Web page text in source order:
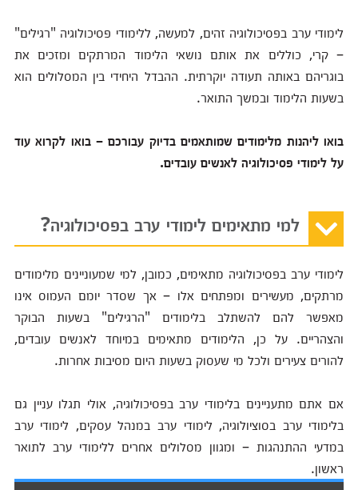
לימודי ערב בפסיכולוגיה זהים, למעשה, ללימודי פסיכולוגיה "רגילים"
– קרי, כוללים את אותם נושאי הלימוד המרתקים ומזכים את
בוגריהם באותה תעודה יוקרתית. ההבדל היחידי בין המסלולים הוא
בשעות הלימוד ובמשך התואר.
בואו ליהנות מלימודים שמותאמים בדיוק עבורכם – בואו לקרוא עוד
על לימודי פסיכולוגיה לאנשים עובדים.
למי מתאימים לימודי ערב בפסיכולוגיה?
לימודי ערב בפסיכולוגיה מתאימים, כמובן, למי שמעוניינים מלימודים
מרתקים, מעשירים ומפתחים אלו – אך שסדר יומם העמוס אינו
מאפשר להם להשתלב בלימודים "הרגילים" בשעות הבוקר
והצהריים. על כן, הלימודים מתאימים במיוחד לאנשים עובדים,
להורים צעירים ולכל מי שעסוק בשעות היום מסיבות אחרות.
אם אתם מתעניינים בלימודי ערב בפסיכולוגיה, אולי תגלו עניין גם
בלימודי ערב בסוציולוגיה, לימודי ערב במנהל עסקים, לימודי ערב
במדעי ההתנהגות – ומגוון מסלולים אחרים ללימודי ערב לתואר
ראשון.